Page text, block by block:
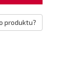
produktu?